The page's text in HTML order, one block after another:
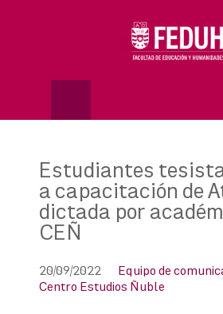
Estudiantes
a capacitación de
dictada por
CEÑ
20/09/2022
Equipo de
Centro Estudios Ñuble